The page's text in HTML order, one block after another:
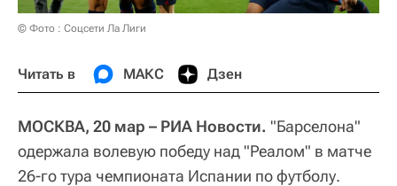
© Фото : Соцсети Ла Лиги
Читать в МАКС Дзен
МОСКВА, 20 мар – РИА Новости. "Барселона"
одержала волевую победу над "Реалом" в матче
26-го тура чемпионата Испании по футболу.